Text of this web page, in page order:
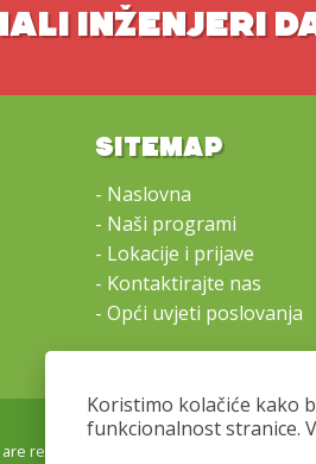
Koristimo kolačiće kako
funkcionalnost stranice.
INŽENJERI
SITEMAP
- Naslovna
- Naši programi
- Lokacije i prijave
- Kontaktirajte nas
- Opći uvjeti poslovanja
Copyright ©
registered trademarks of the LEGO®